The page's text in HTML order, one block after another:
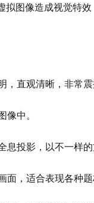
拟图像造成视觉特
直观清晰，非常震
像中。
投影，以不一样的
，适合表现各种题